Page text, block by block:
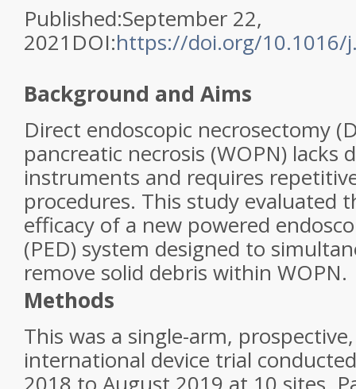
Published:September 22,
2021DOI:https://doi.org/10.1016/
Background and Aims
Direct endoscopic necrosectomy
pancreatic necrosis (WOPN) lacks
instruments and requires
procedures. This study evaluated
efficacy of a new powered
(PED) system designed to
remove solid debris within WOPN.
Methods
This was a single-arm,
international device trial